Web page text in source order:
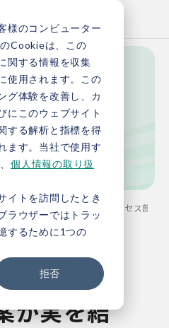
様のコンピューター
Cookieは、この
関する情報を収集
使用されます。この
グ体験を改善し、カ
にこのウェブサイト
する解析と指標を得
ます。当社で使用す
個人情報の取り扱
イトを訪問したとき
ラウザーではトラッ
するために1つの
拒否
インタビュー：パートナーサクセス部
が実を結